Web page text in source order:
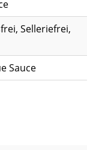
Selleriefrei,
Sauce